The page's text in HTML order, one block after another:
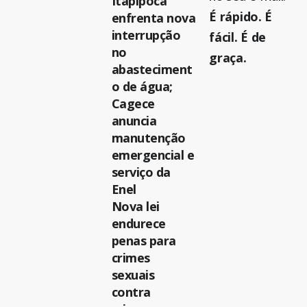
enfrenta nova
interrupção
no
abasteciment
o de água;
Cagece
anuncia
manutenção
emergencial e
serviço da
Enel
Nova lei
endurece
penas para
crimes
sexuais
contra
É rápido. É
fácil. É de
graça.